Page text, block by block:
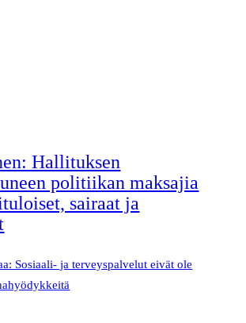
Hallituksen
politiikan maksajia
sairaat ja